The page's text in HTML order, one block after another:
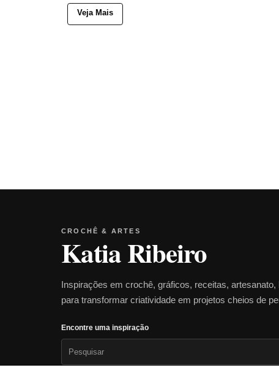
Veja Mais
CROCHÊ & ARTES
Katia Ribeiro
Inspirações em crochê, gráficos, receitas,
para transformar criatividade em projetos cheios de
Encontre uma inspiração